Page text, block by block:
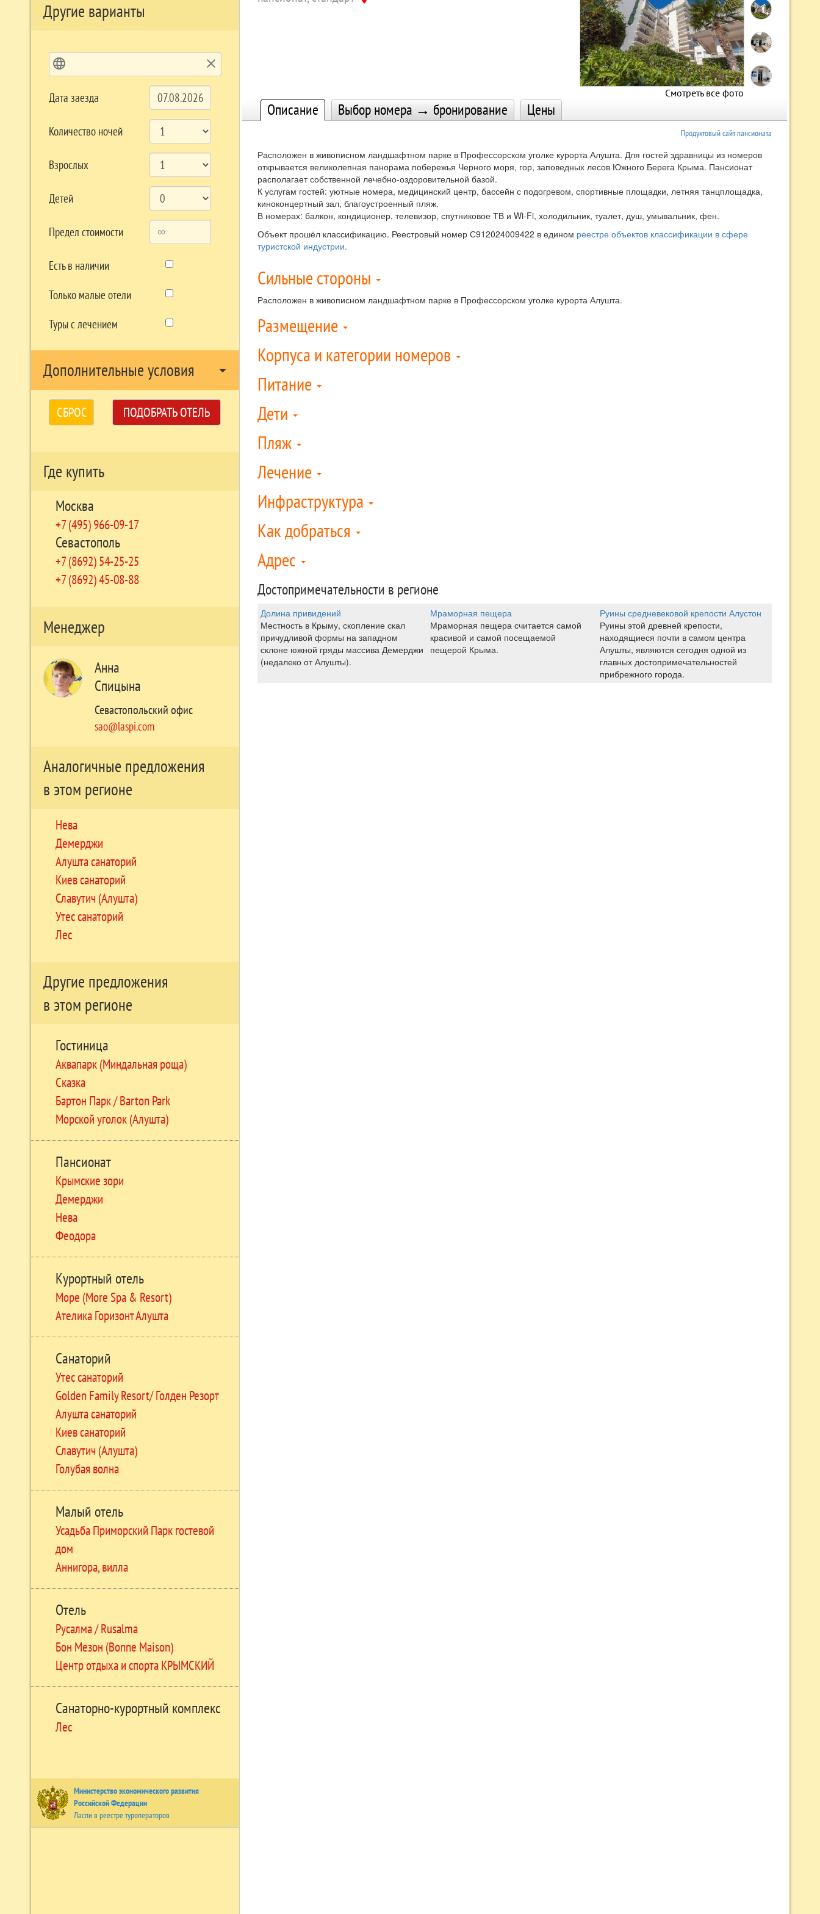
Другие варианты
language clear
Дата заезда
Количество ночей
Взрослых
Детей
Предел стоимости
Есть в наличии
Только малые отели
Туры с лечением
Дополнительные условия arrow_drop_down
СБРОС ПОДОБРАТЬ ОТЕЛЬ
Где купить
Москва
+7 (495) 966-09-17
Севастополь
+7 (8692) 54-25-25
+7 (8692) 45-08-88
Менеджер
Анна
Спицына
Севастопольский офис
sao@laspi.com
Аналогичные предложения
в этом регионе
Нева
Демерджи
Алушта санаторий
Киев санаторий
Славутич (Алушта)
Утес санаторий
Лес
Другие предложения
в этом регионе
Гостиница
Аквапарк (Миндальная роща)
Сказка
Бартон Парк / Barton Park
Морской уголок (Алушта)
Пансионат
Крымские зори
Демерджи
Нева
Феодора
Курортный отель
Море (More Spa & Resort)
Ателика Горизонт Алушта
Санаторий
Утес санаторий
Golden Family Resort/ Голден Резорт
Алушта санаторий
Киев санаторий
Славутич (Алушта)
Голубая волна
Малый отель
Усадьба Приморский Парк гостевой
дом
Аннигора, вилла
Отель
Русалма / Rusalma
Бон Мезон (Bonne Maison)
Центр отдыха и спорта КРЫМСКИЙ
Санаторно-курортный комплекс
Лес
Министерство экономического развития
Российской Федерации
Ласпи в реестре туроператоров
Смотреть все фото
Описание Выбор номера → бронирование Цены
Продуктовый сайт пансионата
Расположен в живописном ландшафтном парке в Профессорском уголке курорта Алушта. Для гостей здравницы из номеров
открывается великолепная панорама побережья Черного моря, гор, заповедных лесов Южного Берега Крыма. Пансионат
располагает собственной лечебно-оздоровительной базой.
К услугам гостей: уютные номера, медицинский центр, бассейн с подогревом, спортивные площадки, летняя танцплощадка,
киноконцертный зал, благоустроенный пляж.
В номерах: балкон, кондиционер, телевизор, спутниковое ТВ и Wi-Fi, холодильник, туалет, душ, умывальник, фен.
Объект прошёл классификацию. Реестровый номер С912024009422 в едином реестре объектов классификации в сфере
туристской индустрии.
Сильные стороны
Расположен в живописном ландшафтном парке в Профессорском уголке курорта Алушта.
Размещение
Корпуса и категории номеров
Питание
Дети
Пляж
Лечение
Инфраструктура
Как добраться
Адрес
Достопримечательности в регионе
Долина привидений
Местность в Крыму, скопление скал
причудливой формы на западном
склоне южной гряды массива Демерджи
(недалеко от Алушты).
Мраморная пещера
Мраморная пещера считается самой
красивой и самой посещаемой
пещерой Крыма.
Руины средневековой крепости Алустон
Руины этой древней крепости,
находящиеся почти в самом центра
Алушты, являются сегодня одной из
главных достопримечательностей
прибрежного города.